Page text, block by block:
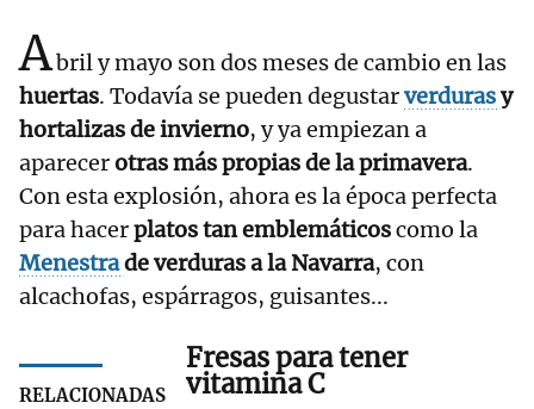
Abril y mayo son dos meses de cambio en las
huertas. Todavía se pueden degustarverdurasy
hortalizas de invierno, y ya empiezan a
aparecerotras más propias de la primavera.
Con esta explosión, ahora es la época perfecta
para hacerplatos tan emblemáticoscomo la
Menestrade verduras a la Navarra, con
alcachofas, espárragos, guisantes...
RELACIONADAS
Fresas para tener
vitamina C